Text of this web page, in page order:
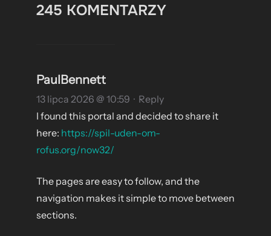
245 KOMENTARZY
PaulBennett
13 lipca 2026 @ 10:59 · Reply
I found this portal and decided to share it
here: https://spil-uden-om-
rofus.org/now32/
The pages are easy to follow, and the
navigation makes it simple to move between
sections.